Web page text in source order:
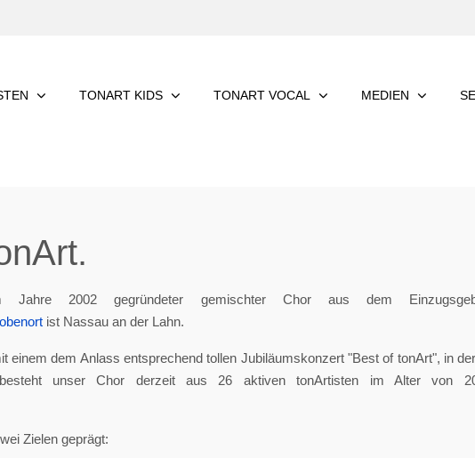
TONART KIDS TONART VOCAL MEDIEN
2002 gegründeter gemischter Chor aus dem
ist Nassau an der Lahn.
einem dem Anlass entsprechend tollen Jubiläumskonzert "Best of tonArt", in
besteht unser Chor derzeit aus 26 aktiven tonArtisten im Alter
Zielen geprägt: